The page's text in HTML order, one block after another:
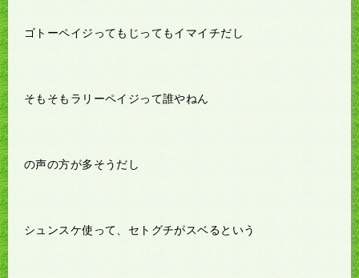
ゴトーペイジってもじってもイマイチだし
そもそもラリーペイジって誰やねん
の声の方が多そうだし
シュンスケ使って、セトグチがスベるという